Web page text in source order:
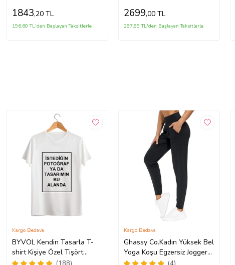
1843,20 TL
196,60 TL'den Başlayan Taksitlerle
2699,00 TL
287,89 TL'den Başlayan Taksitlerle
BYVOL Kendin Tasarla T-
shirt Kişiye Özel Tişört
Baskılı Tshirt (Beyaz)
Kargo Bedava
Ghassy Co.Kadın Yüksek Bel
Yoga Koşu Egzersiz Joggers
Hafif Eşofman Altı
Kargo Bedava